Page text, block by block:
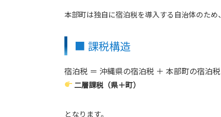
本部町は独自に宿泊税を導入する自治体のため、
■ 課税構造
宿泊税 ＝ 沖縄県の宿泊税 ＋ 本部町の宿泊税
二層課税（県＋町）
となります。